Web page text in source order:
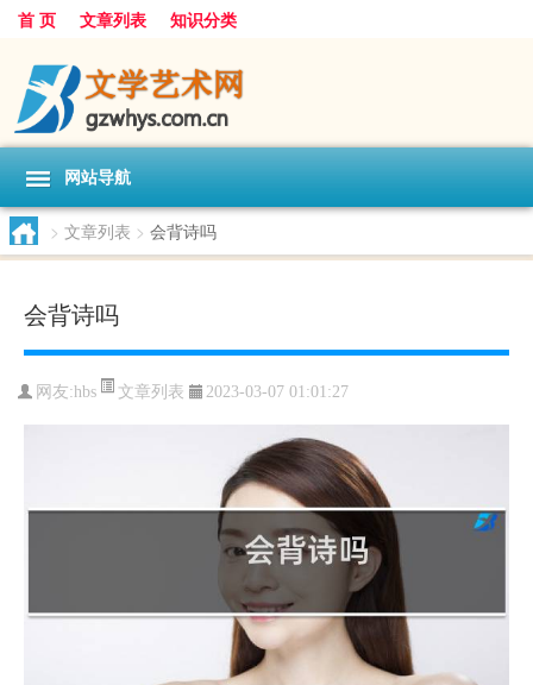
首 页 文章列表 知识分类
网站导航
> 文章列表 > 会背诗吗
会背诗吗
网友:hbs 文章列表 2023-03-07 01:01:27